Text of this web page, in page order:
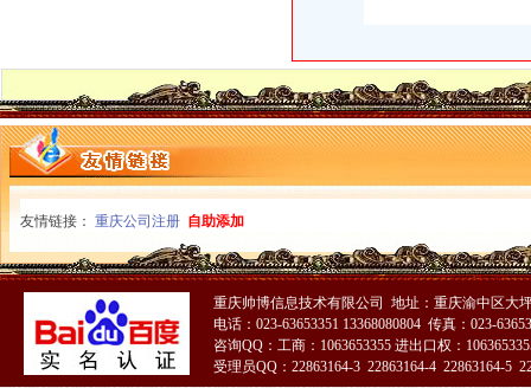
友情链接： 重庆公司注册 自助添加
重庆帅博信息技术有限公司 地址：重庆渝中区大
电话：023-63653351 13368080804 传真：023-
咨询QQ：工商：1063653355 进出口权：
受理员QQ：22863164-3 22863164-4 22863164-5